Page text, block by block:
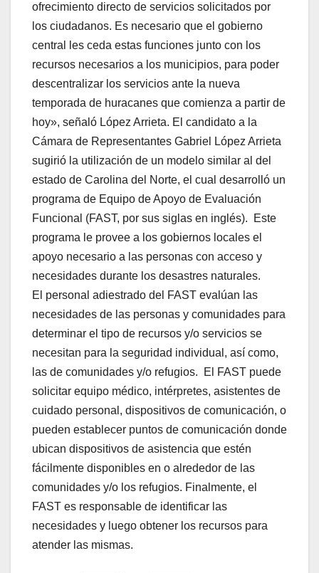
ofrecimiento directo de servicios solicitados por
los ciudadanos. Es necesario que el gobierno
central les ceda estas funciones junto con los
recursos necesarios a los municipios, para poder
descentralizar los servicios ante la nueva
temporada de huracanes que comienza a partir de
hoy», señaló López Arrieta. El candidato a la
Cámara de Representantes Gabriel López Arrieta
sugirió la utilización de un modelo similar al del
estado de Carolina del Norte, el cual desarrolló un
programa de Equipo de Apoyo de Evaluación
Funcional (FAST, por sus siglas en inglés). Este
programa le provee a los gobiernos locales el
apoyo necesario a las personas con acceso y
necesidades durante los desastres naturales.
El personal adiestrado del FAST evalúan las
necesidades de las personas y comunidades para
determinar el tipo de recursos y/o servicios se
necesitan para la seguridad individual, así como,
las de comunidades y/o refugios. El FAST puede
solicitar equipo médico, intérpretes, asistentes de
cuidado personal, dispositivos de comunicación, o
pueden establecer puntos de comunicación donde
ubican dispositivos de asistencia que estén
fácilmente disponibles en o alrededor de las
comunidades y/o los refugios. Finalmente, el
FAST es responsable de identificar las
necesidades y luego obtener los recursos para
atender las mismas.